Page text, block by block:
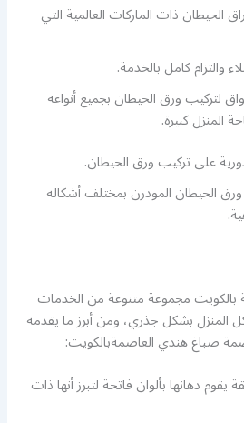
الحيطان ذات الماركات العالمية التي
والتزام كامل بالخدمة.
لتركيب ورق الحيطان بجميع أنواعه
المنزل كبيرة.
على تركيب ورق الحيطان.
ورق الحيطان المودرن بمختلف أشكاله
بالكويت مجموعة متنوعة من الخدمات
المنزل بشكل جذري، ومن أبرز ما يقدمه
صباغ هندي العاصمةبالكويت:
دهانها بألوان فاتحة لتبرز أنها ذات